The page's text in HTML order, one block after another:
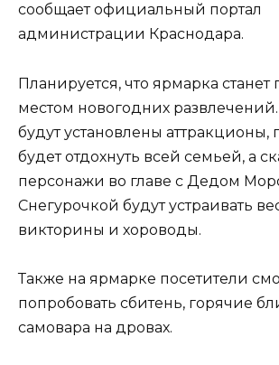
сообщает официальный портал
администрации Краснодара.
Планируется, что ярмарка станет
местом новогодних
будут установлены аттракционы,
будет отдохнуть всей семьей, а
персонажи во главе с Дедом
Снегурочкой будут устраивать
викторины и хороводы.
Также на ярмарке посетители
попробовать сбитень, горячие
самовара на дровах.